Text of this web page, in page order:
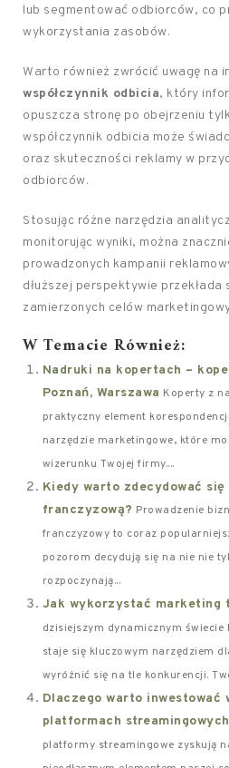
lub segmentować odbiorców, co
wykorzystania zasobów.
Warto również zwrócić uwagę na
współczynnik odbicia, który
opuszcza stronę po obejrzeniu
współczynnik odbicia może
oraz skuteczności reklamy w
odbiorców.
Stosując różne narzędzia
monitorując wyniki, można
prowadzonych kampanii
dłuższej perspektywie przekłada
zamierzonych celów
W Temacie Również:
Nadruki na kopertach –
Poznań, Warszawa Koperty z
praktyczny element
narzędzie marketingowe, które
wizerunku Twojej firmy....
Kiedy warto zdecydować się
franczyzową? Prowadzenie
franczyzowy to coraz
pozorom decydują się na nie nie
rozpoczynają...
Jak wykorzystać marketing
dzisiejszym dynamicznym
staje się kluczowym narzędziem
wyróżnić się na tle konkurencji.
Dlaczego warto inwestować
platformach
platformy streamingowe zyskują